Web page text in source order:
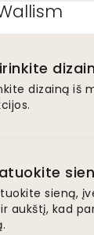
dizainą iš
sieną,
aukštį, kad